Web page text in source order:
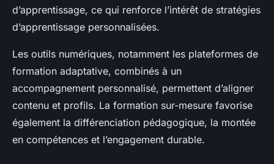
d’apprentissage, ce qui renforce l’intérêt de stratégies
d’apprentissage personnalisées.
Les outils numériques, notamment les plateformes de
formation adaptative, combinés à un
accompagnement personnalisé, permettent d’aligner
contenu et profils. La formation sur-mesure favorise
également la différenciation pédagogique, la montée
en compétences et l’engagement durable.